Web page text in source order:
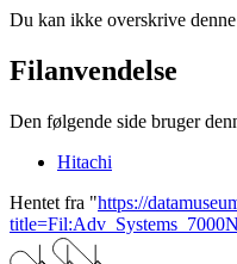
Du kan ikke overskrive
Filanvendelse
Den følgende side bruger
Hitachi
Hentet fra "https://